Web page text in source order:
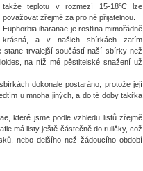
takže teplotu v rozmezí 15-18°C lze
považovat zřejmě za pro ně přijatelnou.
Euphorbia iharanae je rostlina mimořádně
krásná, a v našich sbírkách zatím
stane trvalejší součástí naší sbírky než
na níž mé pěstitelské snažení už
dokonale postaráno, protože její
u mnoha jiných, a do té doby takřka
které jsme podle vzhledu listů zřejmě
má listy ještě částečně do ruličky, což
nebo delšího než žádoucího období